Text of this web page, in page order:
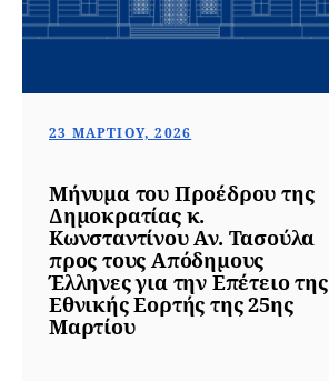
23 ΜΑΡΤΊΟΥ, 2026
Μήνυμα του Προέδρου της
Δημοκρατίας κ.
Κωνσταντίνου Αν. Τασούλα
προς τους Απόδημους
Έλληνες για την Επέτειο της
Εθνικής Εορτής της 25ης
Μαρτίου